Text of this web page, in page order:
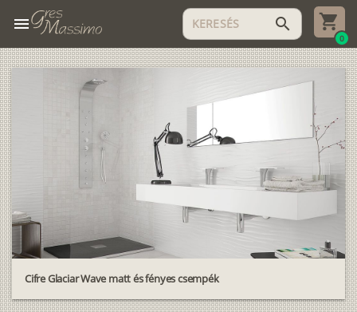
menu search
0
Cifre Glaciar Wave matt és fényes csempék